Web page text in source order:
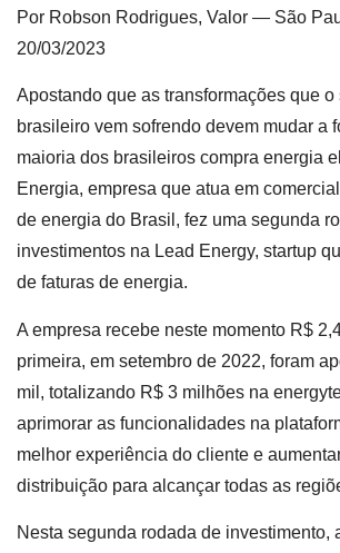
Por Robson Rodrigues, Valor — São
20/03/2023
Apostando que as transformações que o
brasileiro vem sofrendo devem mudar a
maioria dos brasileiros compra energia
Energia, empresa que atua em
de energia do Brasil, fez uma segunda
investimentos na Lead Energy, startup
de faturas de energia.
A empresa recebe neste momento R$
primeira, em setembro de 2022, foram
mil, totalizando R$ 3 milhões na
aprimorar as funcionalidades na
melhor experiência do cliente e
distribuição para alcançar todas as
Nesta segunda rodada de investimento,